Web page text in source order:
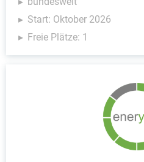
Start: Oktober 2026
Freie Plätze: 1